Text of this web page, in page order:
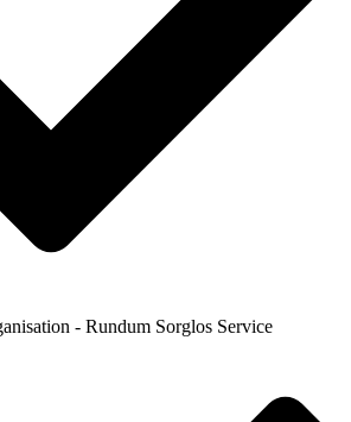
- Rundum Sorglos Service